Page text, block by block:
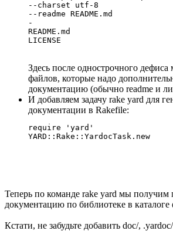
--charset utf-8
--readme README.md
-
README.md
Здесь после однострочного
файлов, которые надо
документацию (обычно readme и
И добавляем задачу rake yard для
документации в Rakefile:
require 'yard'
Теперь по команде rake yard мы
документацию по библиотеке в каталоге
Кстати, не забудьте добавить doc/,